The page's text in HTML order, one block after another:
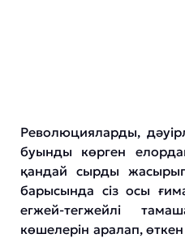
Революцияларды,
буынды көрген
қандай сырды
барысында сіз осы
егжей-тегжейлі
көшелерін аралап, өткен